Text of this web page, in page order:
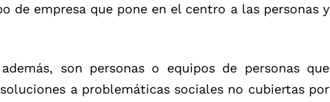
de empresa que pone en el centro a las personas y
son personas o equipos de personas que
a problemáticas sociales no cubiertas por